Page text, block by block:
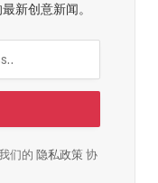
新创意新闻。
们的 隐私政策协